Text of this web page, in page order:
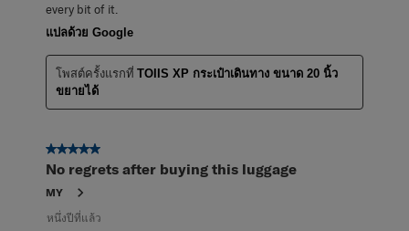
every bit of it.
แปลด้วย Google
โพสต์ครั้งแรกที่ TOIIS XP กระเป๋าเดินทาง ขนาด 20 นิ้ว
ขยายได้
5 จาก 5 ดาว
No regrets after buying this luggage
MY
หนึ่งปีที่แล้ว